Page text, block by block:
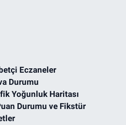
Eczaneler
Durumu
Yoğunluk Haritası
Durumu ve Fikstür